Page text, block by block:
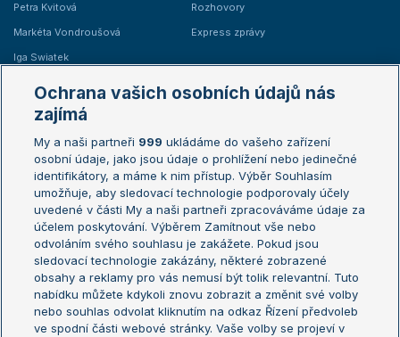
Petra Kvitová
Markéta Vondroušová
Iga Swiatek
Rozhovory
Express zprávy
Žebříčky
Žebříček ATP (muži)
Žebříček WTA (ženy)
Sázkařský žebříček
Australian Open
French Open
Wimbledon
US Open
Turnaj mistrů
Turnaj mistryň
Aktualní trendy
Fotbalové přestupy
Ochrana vašich osobních údajů nás
zajímá
My a naši partneři 999 ukládáme do vašeho zařízení
osobní údaje, jako jsou údaje o prohlížení nebo jedinečné
identifikátory, a máme k nim přístup. Výběr Souhlasím
umožňuje, aby sledovací technologie podporovaly účely
uvedené v části My a naši partneři zpracováváme údaje za
účelem poskytování. Výběrem Zamítnout vše nebo
odvoláním svého souhlasu je zakážete. Pokud jsou
sledovací technologie zakázány, některé zobrazené
obsahy a reklamy pro vás nemusí být tolik relevantní. Tuto
nabídku můžete kdykoli znovu zobrazit a změnit své volby
nebo souhlas odvolat kliknutím na odkaz Řízení předvoleb
ve spodní části webové stránky. Vaše volby se projeví v